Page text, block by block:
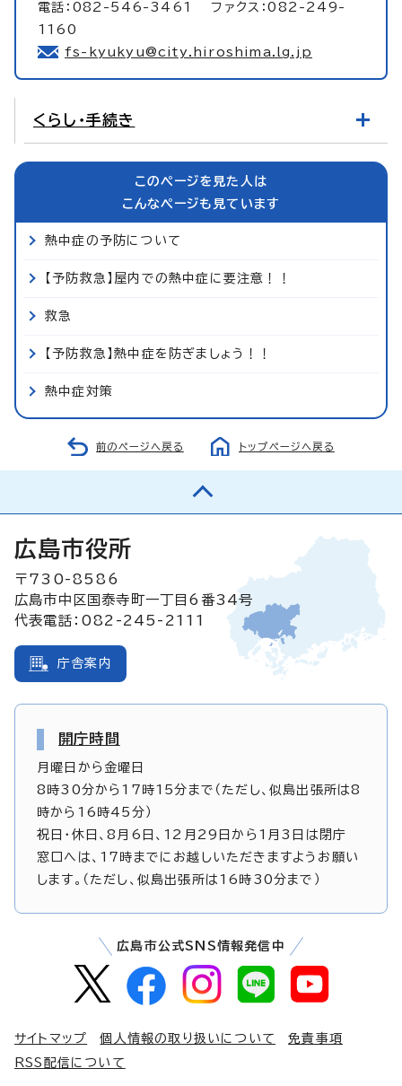
電話：082-546-3461 ファクス：082-249-
1160
fs-kyukyu@city.hiroshima.lg.jp
くらし・手続き
このページを見た人は
こんなページも見ています
熱中症の予防について
【予防救急】屋内での熱中症に要注意！！
救急
【予防救急】熱中症を防ぎましょう！！
熱中症対策
前のページへ戻る トップページへ戻る
広島市役所
〒730-8586
広島市中区国泰寺町一丁目6番34号
代表電話：082-245-2111
庁舎案内
開庁時間
月曜日から金曜日
8時30分から17時15分まで（ただし、似島出張所は8
時から16時45分）
祝日・休日、8月6日、12月29日から1月3日は閉庁
窓口へは、17時までにお越しいただきますようお願い
します。（ただし、似島出張所は16時30分まで）
広島市公式SNS情報発信中
サイトマップ 個人情報の取り扱いについて
免責事項
RSS配信について